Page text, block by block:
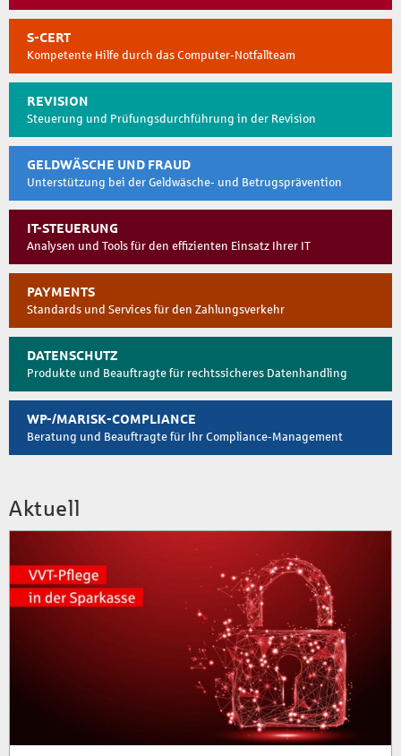
S-CERT
Kompetente Hilfe durch das Computer-Notfallteam
REVISION
Steuerung und Prüfungsdurchführung in der Revision
GELDWÄSCHE UND FRAUD
Unterstützung bei der Geldwäsche- und Betrugsprävention
IT-STEUERUNG
Analysen und Tools für den effizienten Einsatz Ihrer IT
PAYMENTS
Standards und Services für den Zahlungsverkehr
DATENSCHUTZ
Produkte und Beauftragte für rechtssicheres Datenhandling
WP-/MARISK-COMPLIANCE
Beratung und Beauftragte für Ihr Compliance-Management
Aktuell